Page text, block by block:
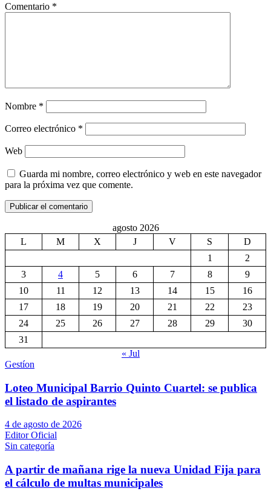
Comentario *
Nombre *
Correo electrónico *
Web
Guarda mi nombre, correo electrónico y web en este navegador
para la próxima vez que comente.
agosto 2026
L
M X J V S
D
1
2
3
4 5 6 7 8
9
10
11 12 13 14 15
16
17
18 19 20 21 22
23
24
25 26 27 28 29
30
31
« Jul
Gestíon
Loteo Municipal Barrio Quinto Cuartel: se publica
el listado de aspirantes
4 de agosto de 2026
Editor Oficial
Sin categoría
A partir de mañana rige la nueva Unidad Fija para
el cálculo de multas municipales